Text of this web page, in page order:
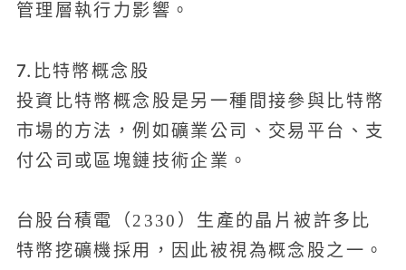
管理層執行力影響。
7.比特幣概念股
投資比特幣概念股是另一種間接參與比特幣
市場的方法，例如礦業公司、交易平台、支
付公司或區塊鏈技術企業。
台股台積電（2330）生產的晶片被許多比
特幣挖礦機採用，因此被視為概念股之一。